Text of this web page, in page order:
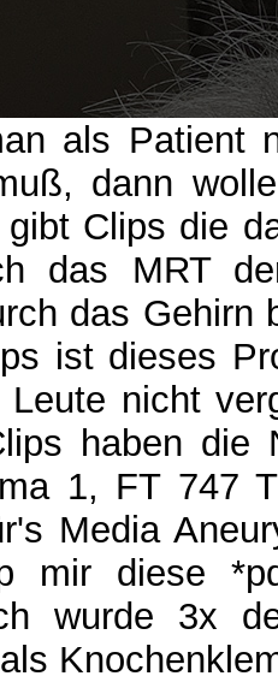
als Patient
dann
Clips die
das MRT
das Gehirn
ist dieses
Leute nicht
haben die
1, FT 747
Media
mir diese
wurde 3x